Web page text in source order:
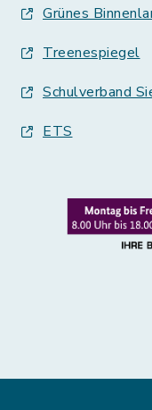
Grünes
Treenespiegel
Schulverband
ETS